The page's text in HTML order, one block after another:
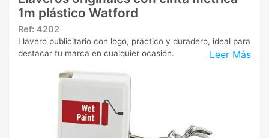
1m plástico Watford
Ref: 4202
Leer Más
Llavero publicitario con logo, práctico y duradero, ideal para
destacar tu marca en cualquier ocasión.